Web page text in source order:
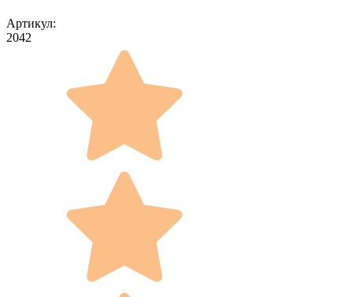
Артикул:
2042